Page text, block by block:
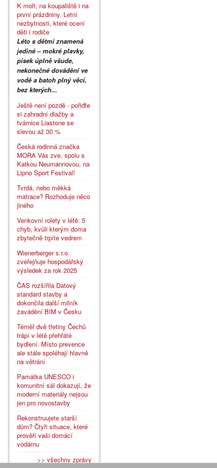
K moři, na koupaliště i na
první prázdniny. Letní
nezbytnosti, které ocení
děti i rodiče
Léto s dětmi znamená
jediné – mokré plavky,
písek úplně všude,
nekonečné dovádění ve
vodě a batoh plný věcí,
bez kterých...
Ještě není pozdě - pořiďte
si zahradní dlažby a
tvárnice Liastone se
slevou až 30 %
Česká rodinná značka
MORA Vás zve, spolu s
Katkou Neumannovou, na
Lipno Sport Festival!
Tvrdá, nebo měkká
matrace? Rozhoduje něco
jiného
Venkovní rolety v létě: 5
chyb, kvůli kterým doma
zbytečně trpíte vedrem
Wienerberger s.r.o.
zveřejňuje hospodářský
výsledek za rok 2025
ČAS rozšířila Datový
standard stavby a
dokončila další milník
zavádění BIM v Česku
Téměř dvě třetiny Čechů
trápí v létě přehřáté
bydlení. Místo prevence
ale stále spoléhají hlavně
na větrání
Památka UNESCO i
komunitní sál dokazují, že
moderní materiály nejsou
jen pro novostavby
Rekonstruujete starší
dům? Čtyři situace, které
prověří vaši domácí
vodárnu
>> všechny zprávy